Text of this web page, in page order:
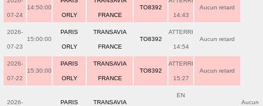
07-24
14:50:00
ORLY FRANCE
TO8392
14:43
Aucun retard
2026-
07-23
15:00:00
PARIS
ORLY
TRANSAVIA
FRANCE
TO8392
ATTERRI
14:54
Aucun retard
2026-
07-22
15:30:00
PARIS
ORLY
TRANSAVIA
FRANCE
TO8392
ATTERRI
15:27
Aucun retard
2026- PARIS TRANSAVIA
EN
Aucun